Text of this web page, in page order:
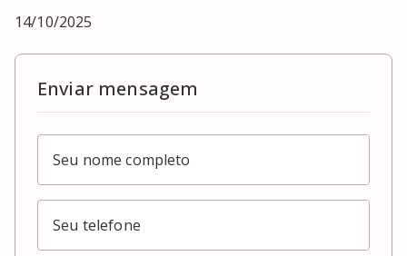
14/10/2025
Enviar mensagem